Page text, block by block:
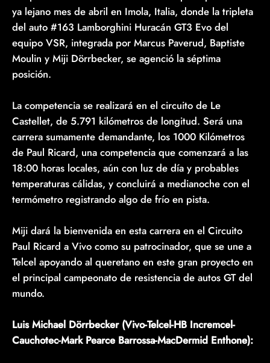
ya lejano mes de abril en Imola, Italia, donde la tripleta
del auto #163 Lamborghini Huracán GT3 Evo del
equipo VSR, integrada por Marcus Paverud, Baptiste
Moulin y Miji Dörrbecker, se agenció la séptima
posición.
La competencia se realizará en el circuito de Le
Castellet, de 5.791 kilómetros de longitud. Será una
carrera sumamente demandante, los 1000 Kilómetros
de Paul Ricard, una competencia que comenzará a las
18:00 horas locales, aún con luz de día y probables
temperaturas cálidas, y concluirá a medianoche con el
termómetro registrando algo de frío en pista.
Miji dará la bienvenida en esta carrera en el Circuito
Paul Ricard a Vivo como su patrocinador, que se une a
Telcel apoyando al queretano en este gran proyecto en
el principal campeonato de resistencia de autos GT del
mundo.
Luis Michael Dörrbecker (Vivo-Telcel-HB Incremcel-
Cauchotec-Mark Pearce Barrossa-MacDermid Enthone):